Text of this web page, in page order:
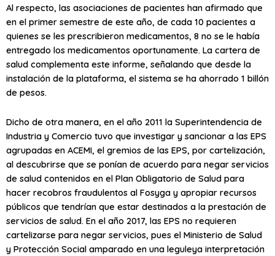
Al respecto, las asociaciones de pacientes han afirmado que
en el primer semestre de este año, de cada 10 pacientes a
quienes se les prescribieron medicamentos, 8 no se le había
entregado los medicamentos oportunamente. La cartera de
salud complementa este informe, señalando que desde la
instalación de la plataforma, el sistema se ha ahorrado 1 billón
de pesos.
Dicho de otra manera, en el año 2011 la Superintendencia de
Industria y Comercio tuvo que investigar y sancionar a las EPS
agrupadas en ACEMI, el gremios de las EPS, por cartelización,
al descubrirse que se ponían de acuerdo para negar servicios
de salud contenidos en el Plan Obligatorio de Salud para
hacer recobros fraudulentos al Fosyga y apropiar recursos
públicos que tendrían que estar destinados a la prestación de
servicios de salud. En el año 2017, las EPS no requieren
cartelizarse para negar servicios, pues el Ministerio de Salud
y Protección Social amparado en una leguleya interpretación